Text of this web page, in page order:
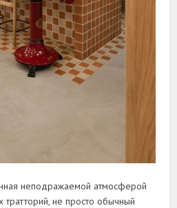
неподражаемой атмосферой
тратторий, не просто обычный